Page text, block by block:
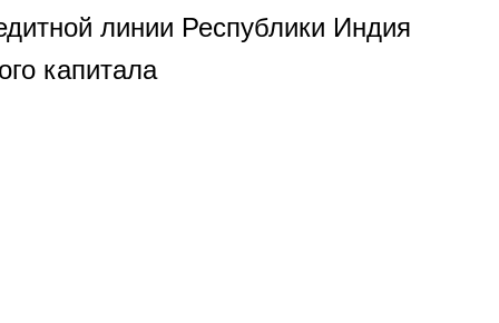
линии Республики Индия
капитала